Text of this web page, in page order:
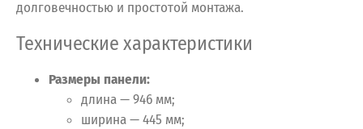
долговечностью и простотой монтажа.
Технические характеристики
Размеры панели:
длина — 946 мм;
ширина — 445 мм;